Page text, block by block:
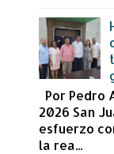
Por Pedro
2026 San
esfuerzo
la rea...